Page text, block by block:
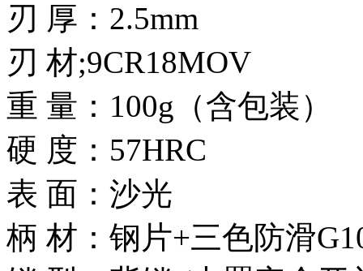
刃 厚：2.5mm
刃 材;9CR18MOV
重 量：100g（含包装）
硬 度：57HRC
表 面：沙光
柄 材：钢片+三色防滑